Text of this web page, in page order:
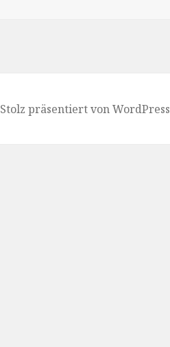
Stolz präsentiert von WordPress